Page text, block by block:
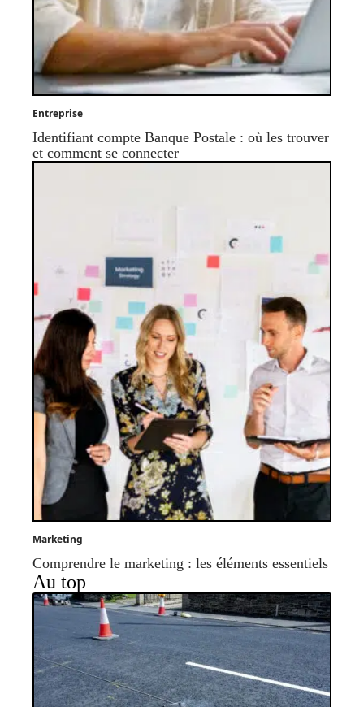
Entreprise
Identifiant compte Banque Postale : où les trouver
et comment se connecter
Marketing
Comprendre le marketing : les éléments essentiels
Au top